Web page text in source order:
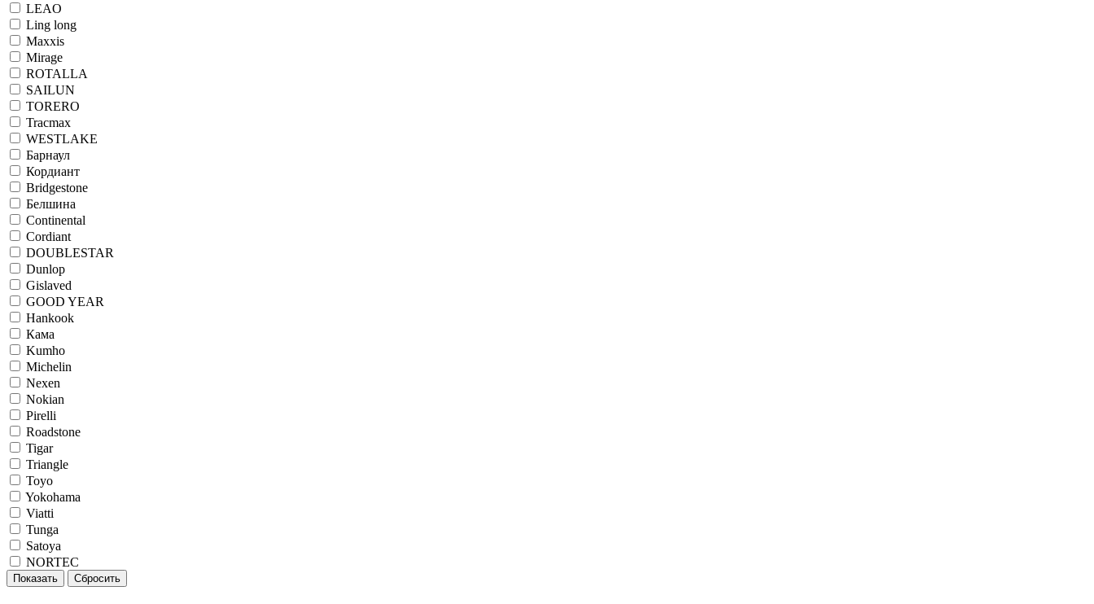
LEAO
Ling long
Maxxis
Mirage
ROTALLA
SAILUN
TORERO
Tracmax
WESTLAKE
Барнаул
Кордиант
Bridgestone
Белшина
Continental
Cordiant
DOUBLESTAR
Dunlop
Gislaved
GOOD YEAR
Hankook
Кама
Kumho
Michelin
Nexen
Nokian
Pirelli
Roadstone
Tigar
Triangle
Toyo
Yokohama
Viatti
Tunga
Satoya
NORTEC
Показать Сбросить